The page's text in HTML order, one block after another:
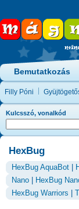
Bemutatkozás
Filly Póni
Kulcsszó, vonalkód
HexBug
HexBug AquaBot
Nano
HexBug
HexBug Warriors